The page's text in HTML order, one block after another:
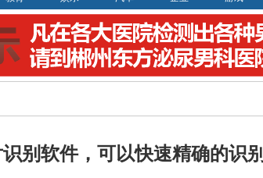
别软件，可以快速精确的识别